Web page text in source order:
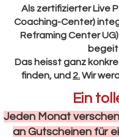
Als zertifizierter Live
Coaching-Center)
Reframing Center
Das heisst ganz
finden, und 2.Wir
Ein
Jeden Monat
an Gutscheinen für